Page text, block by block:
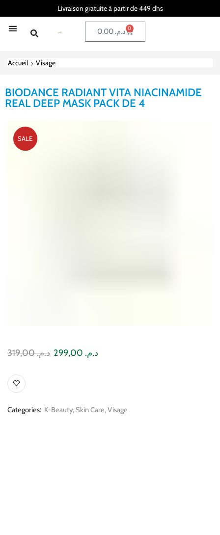
Livraison gratuite à partir de 449 dhs
د.م.0,00 0
Accueil Visage
BIODANCE RADIANT VITA NIACINAMIDE
REAL DEEP MASK PACK DE 4
SALE
د.م.319,00 د.م.
Categories: K-Beauty, Skin Care,Visage